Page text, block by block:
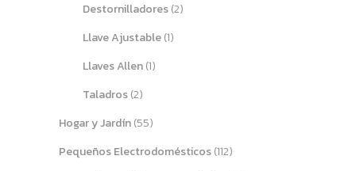
Destornilladores(2)
Llave Ajustable(1)
Llaves Allen(1)
Taladros(2)
Hogar y Jardín(55)
Pequeños Electrodomésticos(112)